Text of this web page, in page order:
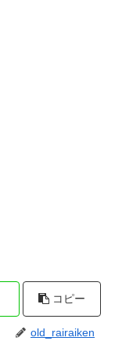
コピー
old_rairaiken